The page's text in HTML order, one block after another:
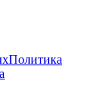
Политика